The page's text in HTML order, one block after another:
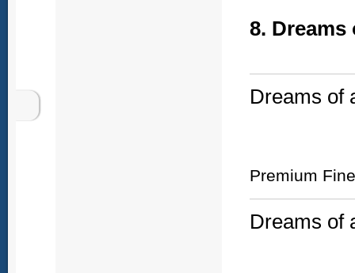
8. Dreams
Dreams of
Premium
Dreams of